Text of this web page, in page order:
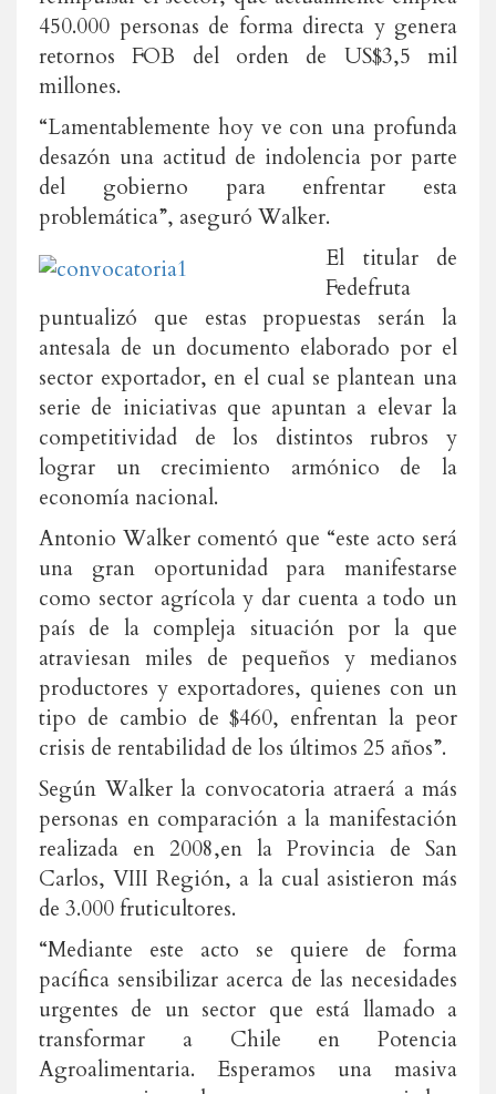
450.000 personas de forma directa y genera
retornos FOB del orden de US$3,5 mil
millones.
“Lamentablemente hoy ve con una profunda
desazón una actitud de indolencia por parte
del gobierno para enfrentar esta
problemática”, aseguró Walker.
El titular de
Fedefruta
puntualizó que estas propuestas serán la
antesala de un documento elaborado por el
sector exportador, en el cual se plantean una
serie de iniciativas que apuntan a elevar la
competitividad de los distintos rubros y
lograr un crecimiento armónico de la
economía nacional.
Antonio Walker comentó que “este acto será
una gran oportunidad para manifestarse
como sector agrícola y dar cuenta a todo un
país de la compleja situación por la que
atraviesan miles de pequeños y medianos
productores y exportadores, quienes con un
tipo de cambio de $460, enfrentan la peor
crisis de rentabilidad de los últimos 25 años”.
Según Walker la convocatoria atraerá a más
personas en comparación a la manifestación
realizada en 2008,en la Provincia de San
Carlos, VIII Región, a la cual asistieron más
de 3.000 fruticultores.
“Mediante este acto se quiere de forma
pacífica sensibilizar acerca de las necesidades
urgentes de un sector que está llamado a
transformar a Chile en Potencia
Agroalimentaria. Esperamos una masiva